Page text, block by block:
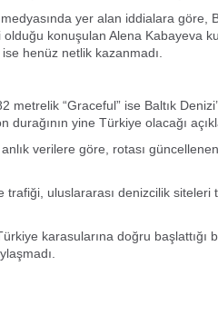
yer alan iddialara göre,
konuşulan Alena Kabayeva
henüz netlik kazanmadı.
“Graceful” ise Baltık
durağının yine Türkiye olacağı
verilere göre, rotası
trafiği, uluslararası denizcilik siteleri
karasularına doğru başlattığı